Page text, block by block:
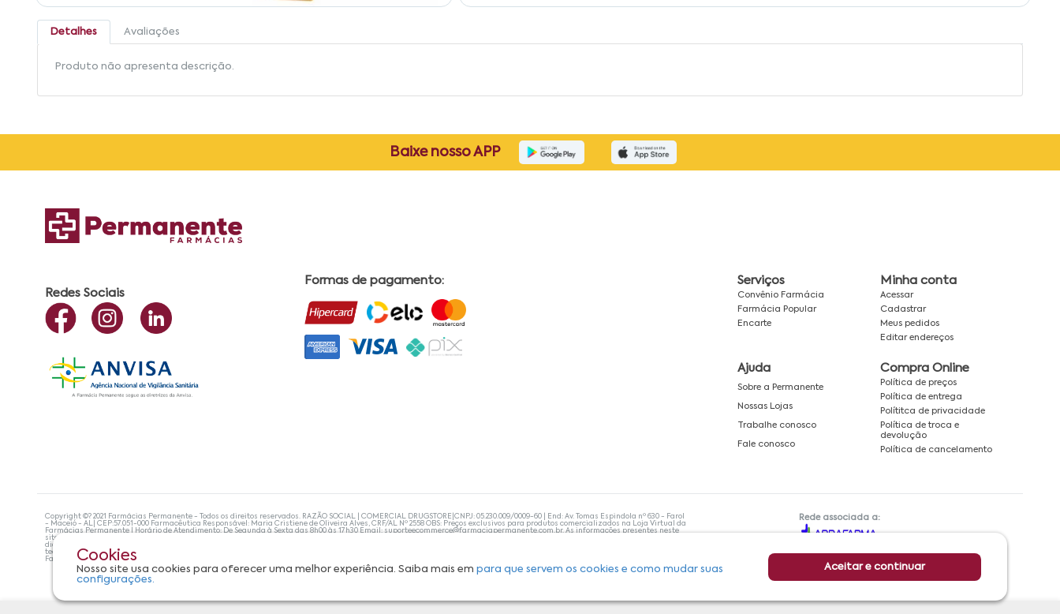
Detalhes Avaliações
Produto não apresenta descrição.
Cookies
Nosso site usa cookies para oferecer uma melhor experiência. Saiba mais empara que servem os cookies e como mudar suas
configurações.
Aceitar e continuar
Baixe nosso APP
Redes Sociais
Formas de pagamento: Serviços
Convênio Farmácia
Farmácia Popular
Encarte
Minha conta
Acessar
Cadastrar
Meus pedidos
Editar endereços
Ajuda
Sobre a Permanente
Nossas Lojas
Trabalhe conosco
Fale conosco
Compra Online
Política de preços
Política de entrega
Polítitca de privacidade
Política de troca e
devolução
Política de cancelamento
Copyright ©? 2021 Farmácias Permanente - Todos os direitos reservados. RAZÃO SOCIAL | COMERCIAL DRUGSTORE|CNPJ: 05.230.009/0009-60 | End: Av. Tomas Espindola nº 630 - Farol
- Maceió - AL| CEP:57.051-000 Farmacêutica Responsável: Maria Cristiene de Oliveira Alves, CRF/AL Nº 2558 OBS: Preços exclusivos para produtos comercializados na Loja Virtual da
Farmácias Permanente | Horário de Atendimento: De Segunda à Sexta das 8h00 às 17h30 Email: suporteecommerce@farmaciapermanente.com.br. As informações presentes neste
site não devem ser utilizadas para automedicação e, de forma alguma, substituem as orientações de um profissional da área médica. Apenas o médico está capacitado para
diagnosticar problemas de saúde e prescrever o tratamento adequado. Se os sintomas persistirem, um médico deve ser consultado. A Farmácia Permanente trabalha com as
tecnologias mais avançadas de proteção de dados, para que você possa realizar suas compras com tranquilidade. A privacidade e a segurança dos clientes são compromissos da
Farmácias Permanente. Todos os pedidos efetuados estão sujeitos à confirmação da disponibilidade de produto em nosso estoque.
Rede associada a: